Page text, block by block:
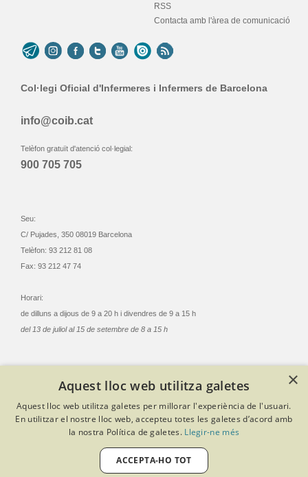
RSS
Contacta amb l'àrea de comunicació
Col·legi Oficial d'Infermeres i Infermers de Barcelona
info@coib.cat
Telèfon gratuït d'atenció col·legial:
900 705 705
Seu:
C/ Pujades, 350 08019 Barcelona
Telèfon: 93 212 81 08
Fax: 93 212 47 74
Horari:
de dilluns a dijous de 9 a 20 h i divendres de 9 a 15 h
del 13 de juliol al 15 de setembre de 8 a 15 h
Criteris de privacitat
Política de cookies
Avís legal
Política de qualitat
Desenvolupat amb Softeng Portal Builder
×
Aquest lloc web utilitza galetes
Aquest lloc web utilitza galetes per millorar l'experiència de l'usuari.
En utilitzar el nostre lloc web, accepteu totes les galetes d’acord amb
la nostra Política de galetes. Llegir-ne més
ACCEPTA-HO TOT